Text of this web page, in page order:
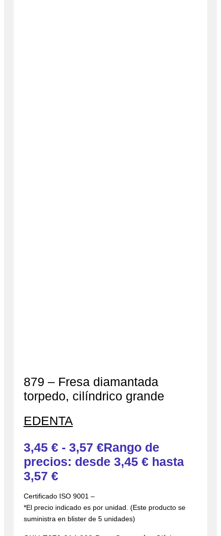
879 – Fresa diamantada
torpedo, cilíndrico grande
EDENTA
3,45 € - 3,57 €Rango de
precios: desde 3,45 € hasta
3,57 €
Certificado ISO 9001 –
*El precio indicado es por unidad. (Este producto se
suministra en blister de 5 unidades)